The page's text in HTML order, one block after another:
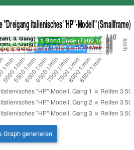
Graph generieren